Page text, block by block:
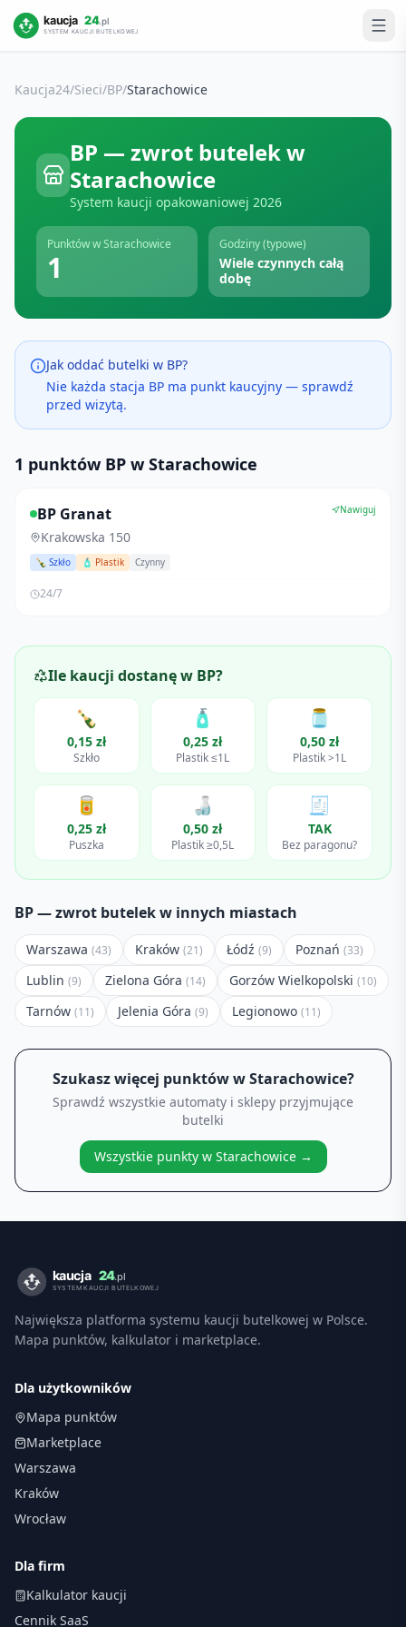
Kaucja24/Sieci/BP/Starachowice
BP — zwrot butelek w
Starachowice
System kaucji opakowaniowej2026
Punktów wStarachowice
1
Godziny (typowe)
Wiele czynnych całą
dobę
Jak oddać butelki w BP?
Nie każda stacja BP ma punkt kaucyjny — sprawdź
przed wizytą.
1 punktów BP w Starachowice
BP Granat
Krakowska 150
🍾 Szkło 🧴 Plastik Czynny
Nawiguj
24/7
Ile kaucji dostanę w BP?
🍾
0,15 zł
Szkło
🧴
0,25 zł
Plastik ≤1L
🫙
0,50 zł
Plastik >1L
🥫
0,25 zł
Puszka
🍶
0,50 zł
Plastik ≥0,5L
🧾
TAK
Bez paragonu?
BP— zwrot butelek w innych miastach
Warszawa (43) Kraków (21) Łódź (9) Poznań (33)
Lublin (9) Zielona Góra (14) Gorzów Wielkopolski (10)
Tarnów (11) Jelenia Góra (9) Legionowo (11)
Szukasz więcej punktów wStarachowice?
Sprawdź wszystkie automaty i sklepy przyjmujące
butelki
Wszystkie punkty w Starachowice→
Największa platforma systemu kaucji butelkowej w Polsce.
Mapa punktów, kalkulator i marketplace.
Dla użytkowników
Mapa punktów
Marketplace
Warszawa
Kraków
Wrocław
Dla firm
Kalkulator kaucji
Cennik SaaS